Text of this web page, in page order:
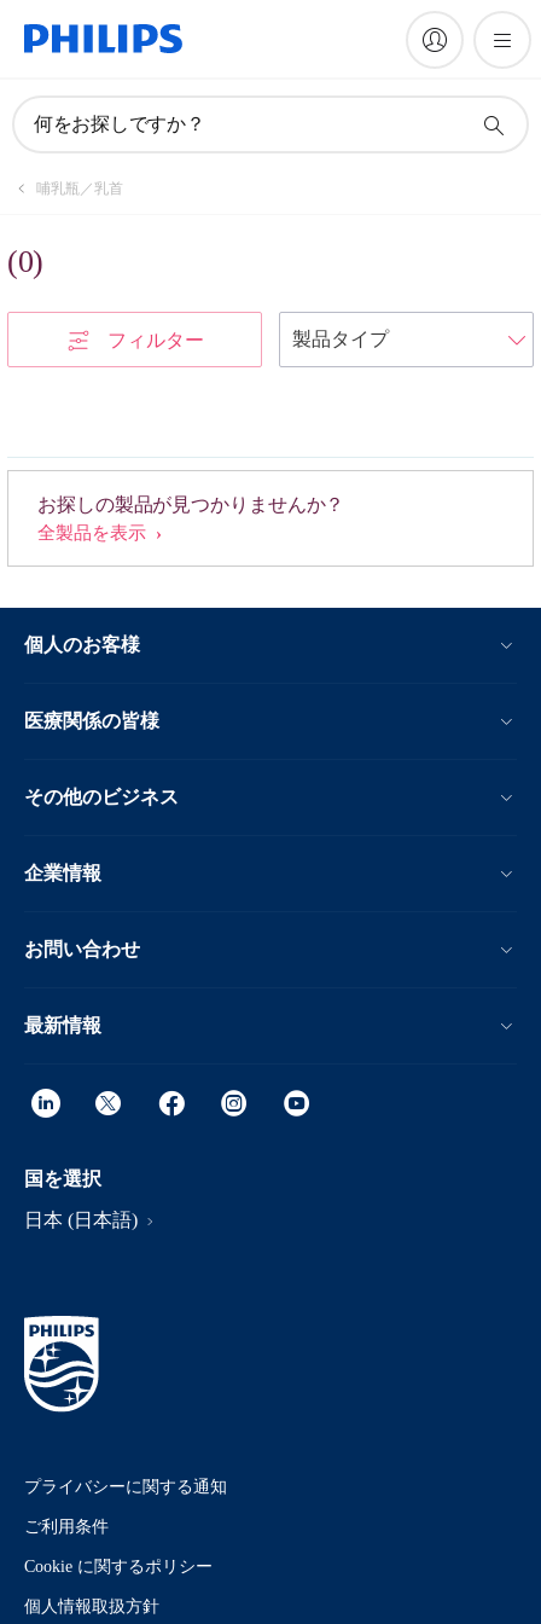
何をお探しですか？
哺乳瓶／乳首
(0)
フィルター
お探しの製品が見つかりませんか？
全製品を表示
個人のお客様
医療関係の皆様
その他のビジネス
企業情報
お問い合わせ
最新情報
国を選択
日本 (日本語)
プライバシーに関する通知
ご利用条件
Cookie に関するポリシー
個人情報取扱方針